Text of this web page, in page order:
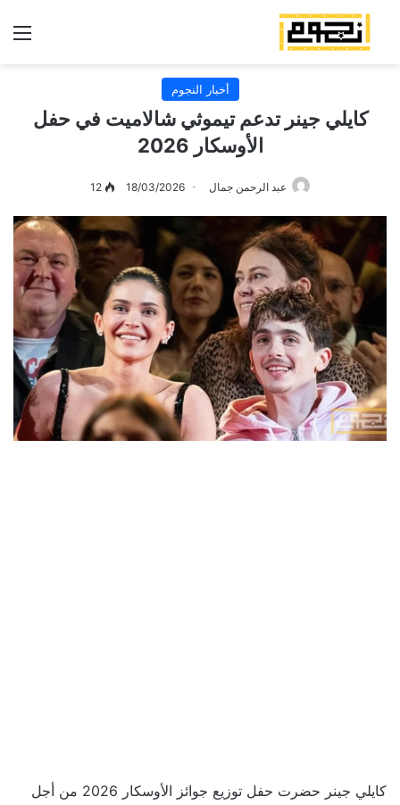
أخبار النجوم
كايلي جينر تدعم تيموثي شالاميت في حفل
الأوسكار 2026
عبد الرحمن جمال 18/03/2026
12
كايلي جينر حضرت حفل توزيع جوائز الأوسكار 2026 من أجل